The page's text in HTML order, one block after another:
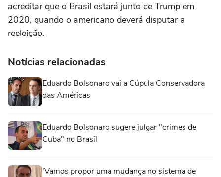
acreditar que o Brasil estará junto de Trump em
2020, quando o americano deverá disputar a
reeleição.
Notícias relacionadas
Eduardo Bolsonaro vai a Cúpula Conservadora
das Américas
Eduardo Bolsonaro sugere julgar "crimes de
Cuba" no Brasil
'Vamos propor uma mudança no sistema de